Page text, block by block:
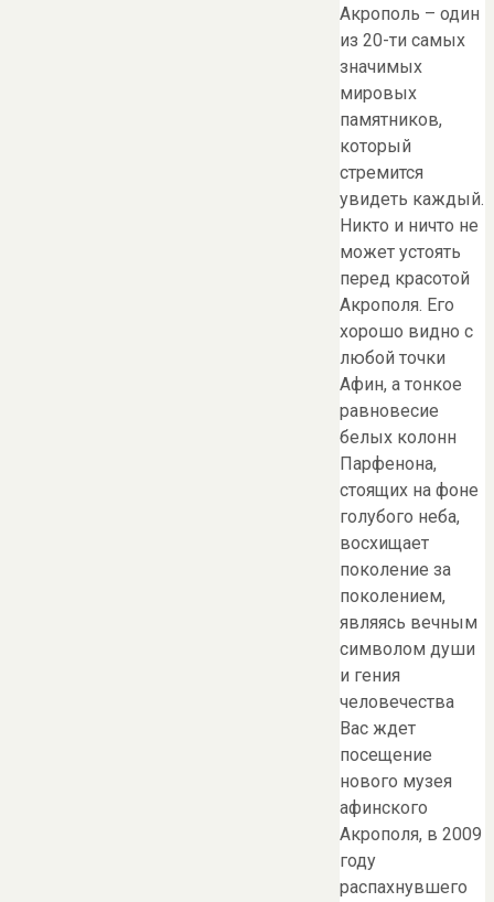
Акрополь – один
из 20-ти самых
значимых
мировых
памятников,
который
стремится
увидеть каждый.
Никто и ничто не
может устоять
перед красотой
Акрополя. Его
хорошо видно с
любой точки
Афин, а тонкое
равновесие
белых колонн
Парфенона,
стоящих на фоне
голубого неба,
восхищает
поколение за
поколением,
являясь вечным
символом души
и гения
человечества
Вас ждет
посещение
нового музея
афинского
Акрополя, в 2009
году
распахнувшего